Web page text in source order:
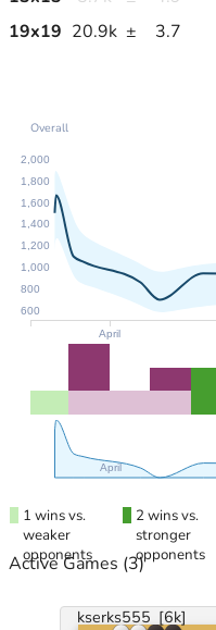
19x19 20.9k ± 3.7
April
600
800
1,000
1,200
1,400
1,600
1,800
2,000
April
Overall
1 wins vs.
weaker
opponents
2 wins vs.
stronger
opponents
Active Games (3)
kserks555 [6k]